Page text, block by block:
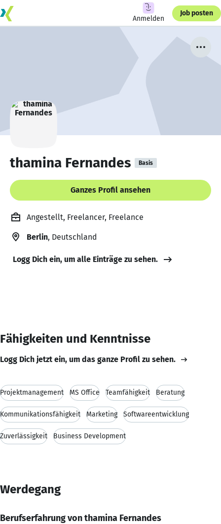
Anmelden
Job posten
thamina Fernandes Basis
Ganzes Profil ansehen
Angestellt, Freelancer, Freelance
Berlin, Deutschland
Logg Dich ein, um alle Einträge zu sehen.
Fähigkeiten und Kenntnisse
Logg Dich jetzt ein, um das ganze Profil zu sehen.
Projektmanagement MS Office Teamfähigkeit Beratung
Kommunikationsfähigkeit Marketing Softwareentwicklung
Zuverlässigkeit Business Development
Werdegang
Berufserfahrung von thamina Fernandes